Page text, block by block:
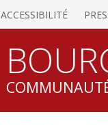
ACCESSIBILITÉ